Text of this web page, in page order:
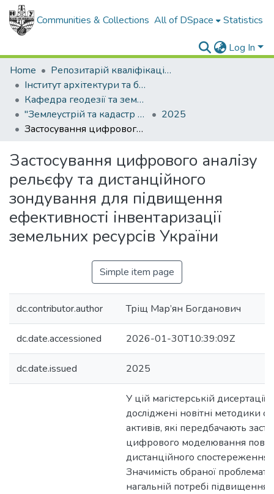
Communities & Collections All of DSpace Statistics
Log In
Home
Репозитарій кваліфікаційних робіт здобувачів вищої освіти
Інститут архітектури та будівництва "ІФНТУНГ-ДонНАБА"
Кафедра геодезії та землеустрою
"Землеустрій та кадастр (рівень МАГІСТР)"
2025
Застосування цифрового аналізу рельєфу та дистанційного зондування для підвищення ефективності інвентаризації земельних ресурсів України
Застосування цифрового аналізу
рельєфу та дистанційного
зондування для підвищення
ефективності інвентаризації
земельних ресурсів України
Simple item page
dc.contributor.author Тріщ Мар’ян Богданович
dc.date.accessioned 2026-01-30T10:39:09Z
dc.date.issued 2025
У цій магістерській дисертації
досліджені новітні методики
активів, які передбачають
цифрового моделювання
дистанційного спостереження
Значимість обраної
нагальній потребі підвищення